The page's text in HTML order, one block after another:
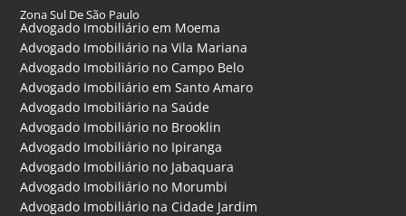
Zona Sul De São Paulo
Advogado Imobiliário em Moema
Advogado Imobiliário na Vila Mariana
Advogado Imobiliário no Campo Belo
Advogado Imobiliário em Santo Amaro
Advogado Imobiliário na Saúde
Advogado Imobiliário no Brooklin
Advogado Imobiliário no Ipiranga
Advogado Imobiliário no Jabaquara
Advogado Imobiliário no Morumbi
Advogado Imobiliário na Cidade Jardim